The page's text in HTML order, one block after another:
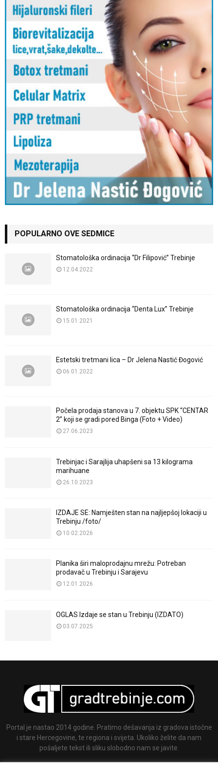
POPULARNO OVE SEDMICE
Stomatološka ordinacija “Dr Filipović” Trebinje
12.04.2022
Stomatološka ordinacija “Denta Lux” Trebinje
15.01.2021
Estetski tretmani lica – Dr Jelena Nastić Đogović
06.01.2022
Počela prodaja stanova u 7. objektu SPK “CENTAR
2” koji se gradi pored Binga (Foto + Video)
27.06.2023
Trebinjac i Sarajlija uhapšeni sa 13 kilograma
marihuane
26.10.2023
IZDAJE SE: Namješten stan na najljepšoj lokaciji u
Trebinju /foto/
10.02.2026
Planika širi maloprodajnu mrežu: Potreban
prodavač u Trebinju i Sarajevu
12.01.2026
OGLAS Izdaje se stan u Trebinju (IZDATO)
03.07.2025
Portal je nastao 2014 godine. Pratimo dešavanja iz gradova istočne
i stare Hercegovine, te regiona i svijeta. Ukoliko želite da nam
pošaljete tekst ili sliku slobodno nam se javite.